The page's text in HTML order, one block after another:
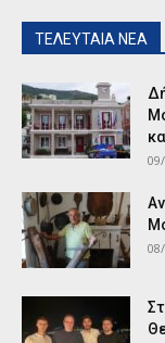
ΤΕΛΕΥΤΑΙΑ ΝΕΑ